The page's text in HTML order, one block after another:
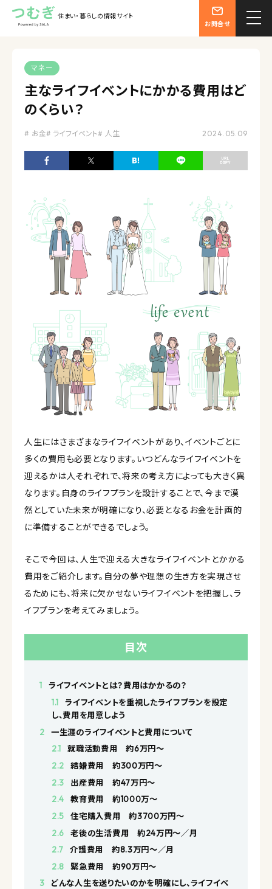
住まい・暮らしの情報サイト
マネー
主なライフイベントにかかる費用はど
のくらい？
お金 ライフイベント 人生 2024.05.09
人生にはさまざまなライフイベントがあり、イベントごとに
多くの費用も必要となります。いつどんなライフイベントを
迎えるかは人それぞれで、将来の考え方によっても大きく異
なります。自身のライフプランを設計することで、今まで漠
然としていた未来が明確になり、必要となるお金を計画的
に準備することができるでしょう。
そこで今回は、人生で迎える大きなライフイベントとかかる
費用をご紹介します。自分の夢や理想の生き方を実現させ
るためにも、将来に欠かせないライフイベントを把握し、ラ
イフプランを考えてみましょう。
目次
1
ライフイベントとは？費用はかかるの？
1.1
ライフイベントを重視したライフプランを設定
し、費用を用意しよう
2
一生涯のライフイベントと費用について
2.1
就職活動費用 約6万円〜
2.2
結婚費用 約300万円〜
2.3
出産費用 約47万円〜
2.4
教育費用 約1000万〜
2.5
住宅購入費用 約3700万円〜
2.6
老後の生活費用 約24万円〜／月
2.7
介護費用 約8.3万円〜／月
2.8
緊急費用 約90万円〜
3
どんな人生を送りたいのかを明確にし、ライフイベ
お問合せ